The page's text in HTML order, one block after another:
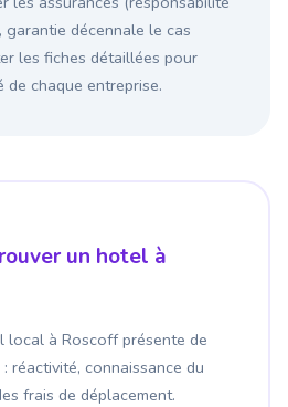
décennale le cas
les fiches détaillées pour
de chaque entreprise.
un hotel à
local à Roscoff présente de
réactivité, connaissance du
frais de déplacement.